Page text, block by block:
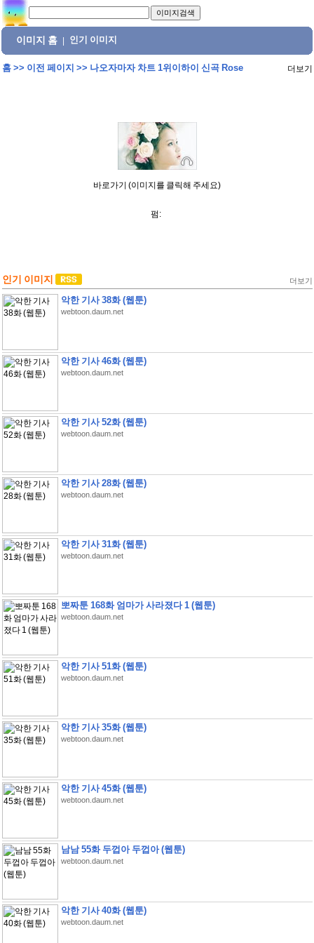
이미지 홈 인기 이미지
홈>> 이전 페이지 >> 나오자마자 차트 1위이하이 신곡 Rose 더보기
바로가기 (이미지를 클릭해 주세요)
펌:
인기 이미지 더보기
악한 기사 38화 (웹툰)
webtoon.daum.net
악한 기사 46화 (웹툰)
webtoon.daum.net
악한 기사 52화 (웹툰)
webtoon.daum.net
악한 기사 28화 (웹툰)
webtoon.daum.net
악한 기사 31화 (웹툰)
webtoon.daum.net
뽀짜툰 168화 엄마가 사라졌다 1 (웹툰)
webtoon.daum.net
악한 기사 51화 (웹툰)
webtoon.daum.net
악한 기사 35화 (웹툰)
webtoon.daum.net
악한 기사 45화 (웹툰)
webtoon.daum.net
남남 55화 두껍아 두껍아 (웹툰)
webtoon.daum.net
악한 기사 40화 (웹툰)
webtoon.daum.net